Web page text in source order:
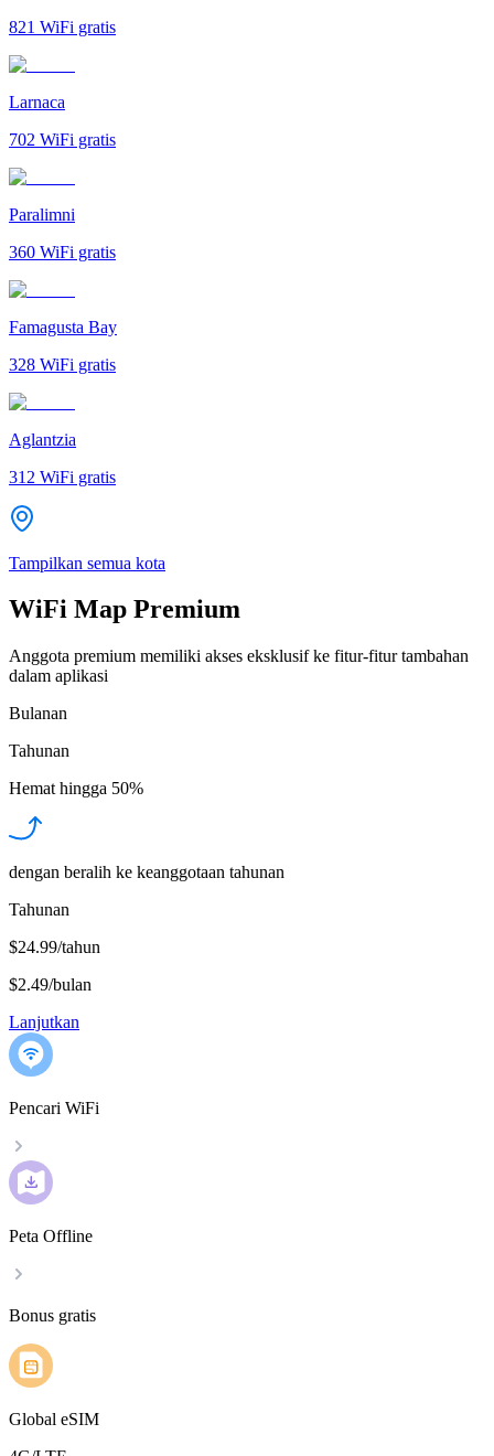
821 WiFi gratis
Larnaca
702 WiFi gratis
Paralimni
360 WiFi gratis
Famagusta Bay
328 WiFi gratis
Aglantzia
312 WiFi gratis
Tampilkan semua kota
WiFi Map Premium
Anggota premium memiliki akses eksklusif ke fitur-fitur tambahan
dalam aplikasi
Bulanan
Tahunan
Hemat hingga 50%
dengan beralih ke keanggotaan tahunan
Tahunan
$24.99/tahun
$2.49/bulan
Lanjutkan
Pencari WiFi
Peta Offline
Bonus gratis
Global eSIM